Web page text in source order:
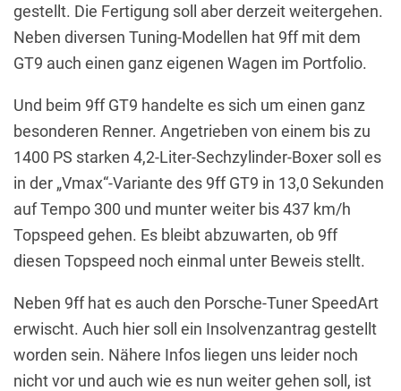
gestellt. Die Fertigung soll aber derzeit weitergehen.
Neben diversen Tuning-Modellen hat 9ff mit dem
GT9 auch einen ganz eigenen Wagen im Portfolio.
Und beim 9ff GT9 handelte es sich um einen ganz
besonderen Renner. Angetrieben von einem bis zu
1400 PS starken 4,2-Liter-Sechzylinder-Boxer soll es
in der „Vmax“-Variante des 9ff GT9 in 13,0 Sekunden
auf Tempo 300 und munter weiter bis 437 km/h
Topspeed gehen. Es bleibt abzuwarten, ob 9ff
diesen Topspeed noch einmal unter Beweis stellt.
Neben 9ff hat es auch den Porsche-Tuner SpeedArt
erwischt. Auch hier soll ein Insolvenzantrag gestellt
worden sein. Nähere Infos liegen uns leider noch
nicht vor und auch wie es nun weiter gehen soll, ist